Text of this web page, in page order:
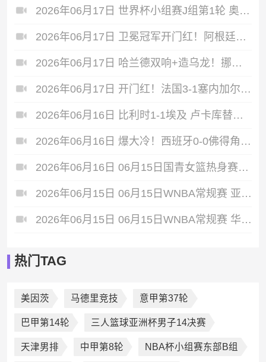
2026年06月17日 世界杯小组赛J组第1轮 奥地利vs约旦 进球
2026年06月17日 卫冕冠军开门红！阿根廷3-0阿尔及利亚 梅西里程碑夜戴帽+世界波
2026年06月17日 哈兰德双响+造乌龙！挪威4-1伊拉克取开门红 亚足联球队本届首败
2026年06月17日 开门红！法国3-1塞内加尔 姆巴佩双响成法国队史射手王奥利塞助攻
2026年06月16日 比利时1-1埃及 卢卡库替补22秒造乌龙，阿舒尔建功德布劳内中柱
2026年06月16日 爆大冷！西班牙0-0佛得角 18岁亚马尔首秀40岁门将沃齐尼亚神表现
2026年06月16日 06月15日国青女篮热身赛富顺站 中国U17女篮 76 - 62 伏伊伏丁那女篮 全场集锦
2026年06月15日 06月15日WNBA常规赛 亚特兰大梦想102-77多伦多节奏 全场集锦
2026年06月15日 06月15日WNBA常规赛 华盛顿神秘人64-86纽约自由人 全场集锦
热门TAG
美因茨 马德里竞技 意甲第37轮
巴甲第14轮 三人篮球亚洲杯男子14决赛
天津男排 中甲第8轮 NBA杯小组赛东部B组